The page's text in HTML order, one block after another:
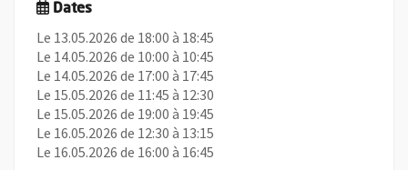
Dates
Le 13.05.2026 de 18:00 à 18:45
Le 14.05.2026 de 10:00 à 10:45
Le 14.05.2026 de 17:00 à 17:45
Le 15.05.2026 de 11:45 à 12:30
Le 15.05.2026 de 19:00 à 19:45
Le 16.05.2026 de 12:30 à 13:15
Le 16.05.2026 de 16:00 à 16:45